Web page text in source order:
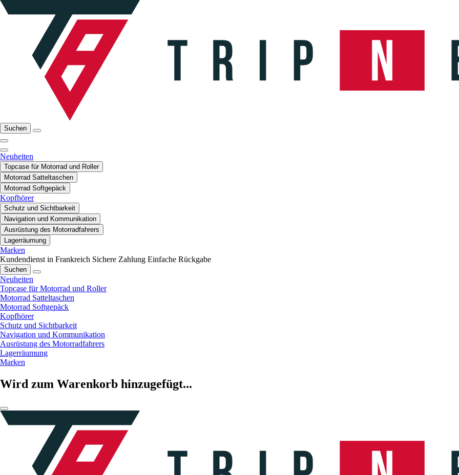
Suchen
Neuheiten
Topcase für Motorrad und Roller
Motorrad Satteltaschen
Motorrad Softgepäck
Kopfhörer
Schutz und Sichtbarkeit
Navigation und Kommunikation
Ausrüstung des Motorradfahrers
Lagerräumung
Marken
Kundendienst in Frankreich Sichere Zahlung Einfache Rückgabe
Suchen
Neuheiten
Topcase für Motorrad und Roller
Motorrad Satteltaschen
Motorrad Softgepäck
Kopfhörer
Schutz und Sichtbarkeit
Navigation und Kommunikation
Ausrüstung des Motorradfahrers
Lagerräumung
Marken
Wird zum Warenkorb hinzugefügt...